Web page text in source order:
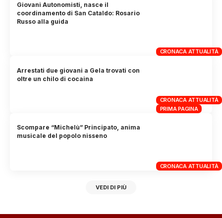
CRONACA ATTUALITÀ
Giovani Autonomisti, nasce il
coordinamento di San Cataldo: Rosario
Russo alla guida
CRONACA ATTUALITÀ
PRIMA PAGINA
Arrestati due giovani a Gela trovati con
oltre un chilo di cocaina
CRONACA ATTUALITÀ
Scompare “Michelù” Principato, anima
musicale del popolo nisseno
VEDI DI PIÙ